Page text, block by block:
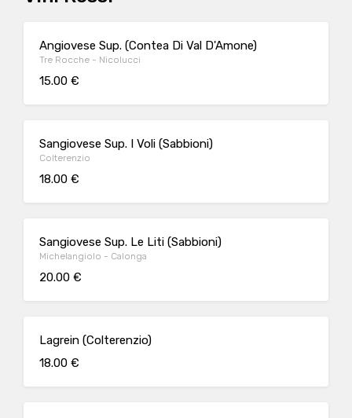
Angiovese Sup. (Contea Di Val D'Amone)
Tre Rocche - Nicolucci
15.00 €
Sangiovese Sup. I Voli (Sabbioni)
Colterenzio
18.00 €
Sangiovese Sup. Le Liti (Sabbioni)
Michelangiolo - Calonga
20.00 €
Lagrein (Colterenzio)
18.00 €